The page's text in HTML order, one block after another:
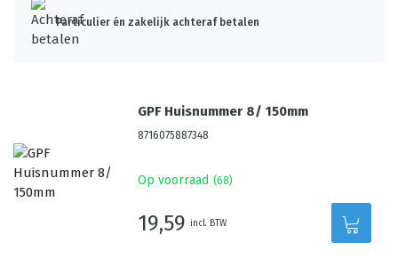
Particulier én zakelijk achteraf betalen
GPF Huisnummer 8/ 150mm
8716075887348
Op voorraad (68)
19,59 incl. BTW